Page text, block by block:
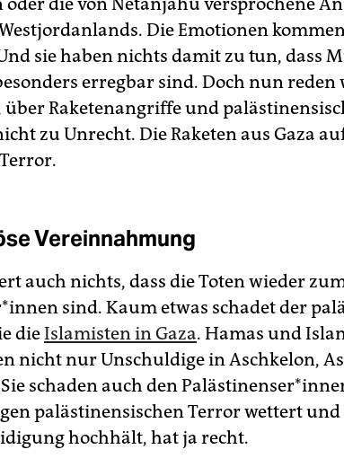
Die Emotionen
sie haben nichts damit zu tun, dass
erregbar sind. Doch nun reden
über Raketenangriffe und
zu Unrecht. Die Raketen aus Gaza
Vereinnahmung
auch nichts, dass die Toten wieder
sind. Kaum etwas schadet der
dieIslamisten in Gaza. Hamas und
nicht nur Unschuldige in Aschkelon,
schaden auch den
palästinensischen Terror wettert und
hochhält, hat ja recht.